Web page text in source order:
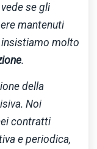
se gli
mantenuti
molto
.
della
Noi
contratti
e periodica,